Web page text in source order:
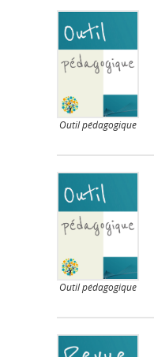
Outil pédagogique
Outil pédagogique